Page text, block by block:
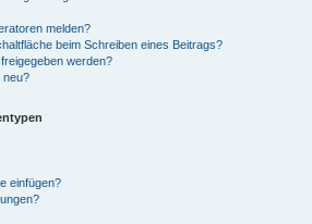
melden?
beim Schreiben eines Beitrags?
werden?
neu?
einfügen?